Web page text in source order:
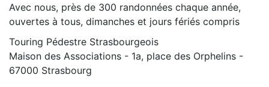
Avec nous, près de 300 randonnées chaque année,
ouvertes à tous, dimanches et jours fériés compris
Touring Pédestre Strasbourgeois
Maison des Associations - 1a, place des Orphelins -
67000 Strasbourg